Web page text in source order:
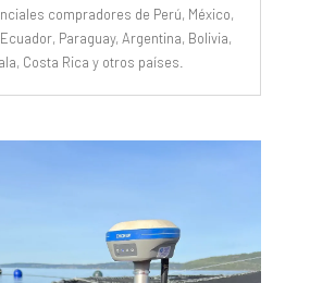
compradores de Perú, México,
Paraguay, Argentina, Bolivia,
Costa Rica y otros países.